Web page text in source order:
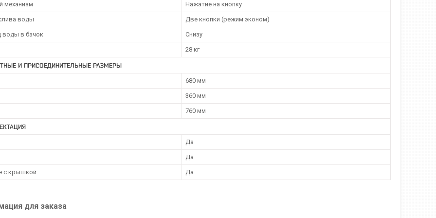
механизм Нажатие на кнопку
воды Две кнопки (режим эконом)
воды в бачок Снизу
28 кг
И ПРИСОЕДИНИТЕЛЬНЫЕ РАЗМЕРЫ
680 мм
360 мм
760 мм
Да
Да
с крышкой Да
для заказа